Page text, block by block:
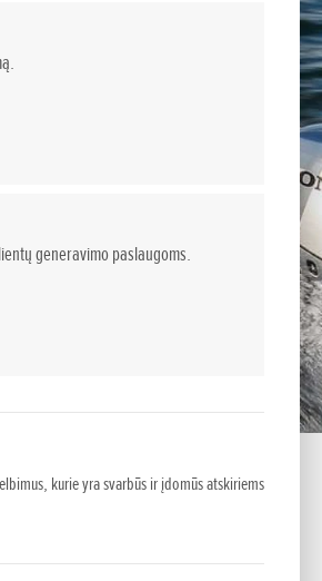
generavimo paslaugoms.
kurie yra svarbūs ir įdomūs atskiriems